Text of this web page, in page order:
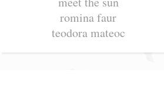
romina faur
teodora mateoc